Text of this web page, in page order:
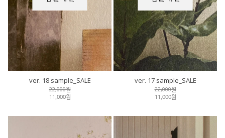
ver. 18 sample_SALE
22,000원
11,000원
ver. 17 sample_SALE
22,000원
11,000원